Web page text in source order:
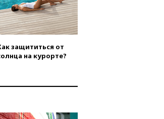
По всей Грузии
ракет с попыткой
Киев к
защититься от
на курорте?